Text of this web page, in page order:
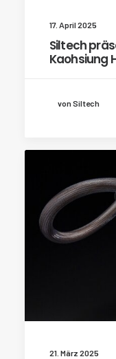
17. April 2025
Siltech
Kaohsiung
von Siltech
21. März 2025